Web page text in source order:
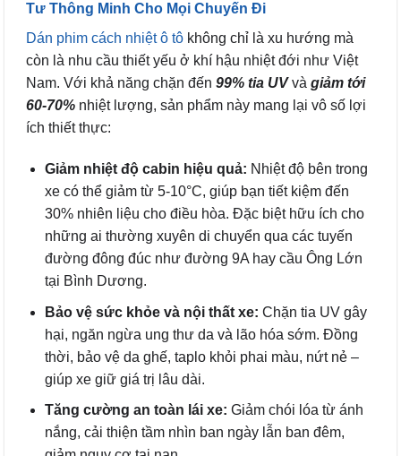
Tư Thông Minh Cho Mọi Chuyến Đi
Dán phim cách nhiệt ô tô không chỉ là xu hướng mà
còn là nhu cầu thiết yếu ở khí hậu nhiệt đới như Việt
Nam. Với khả năng chặn đến 99% tia UVvà giảm tới
60-70% nhiệt lượng, sản phẩm này mang lại vô số lợi
ích thiết thực:
Giảm nhiệt độ cabin hiệu quả: Nhiệt độ bên trong
xe có thể giảm từ 5-10°C, giúp bạn tiết kiệm đến
30% nhiên liệu cho điều hòa. Đặc biệt hữu ích cho
những ai thường xuyên di chuyển qua các tuyến
đường đông đúc như đường 9A hay cầu Ông Lớn
tại Bình Dương.
Bảo vệ sức khỏe và nội thất xe: Chặn tia UV gây
hại, ngăn ngừa ung thư da và lão hóa sớm. Đồng
thời, bảo vệ da ghế, taplo khỏi phai màu, nứt nẻ –
giúp xe giữ giá trị lâu dài.
Tăng cường an toàn lái xe: Giảm chói lóa từ ánh
nắng, cải thiện tầm nhìn ban ngày lẫn ban đêm,